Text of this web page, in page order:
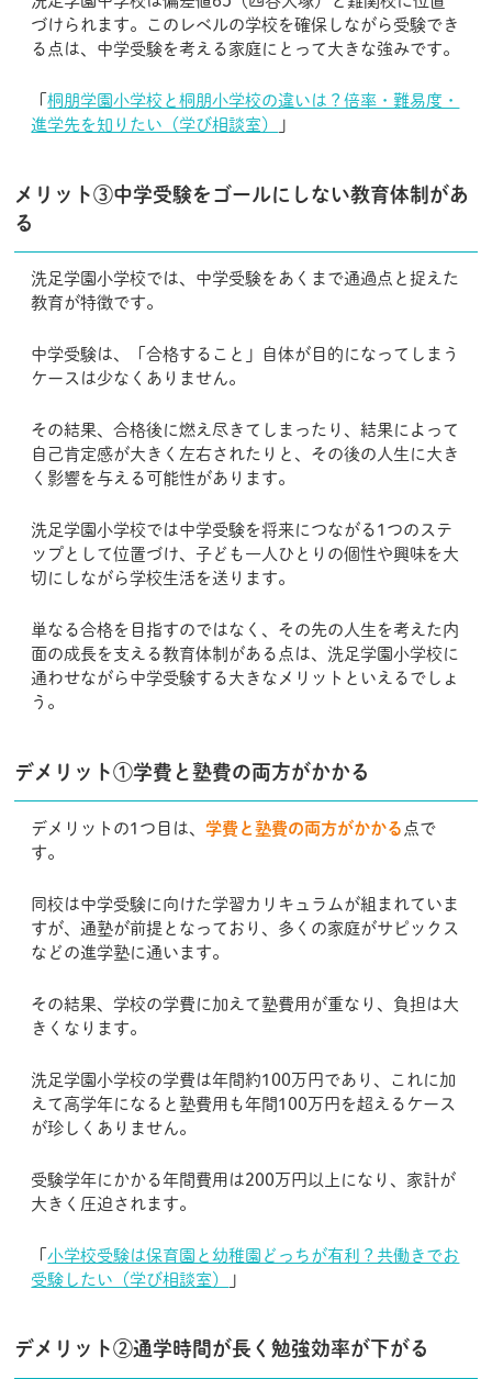
づけられます。このレベルの学校を確保しながら受験でき
る点は、中学受験を考える家庭にとって大きな強みです。
「桐朋学園小学校と桐朋小学校の違いは？倍率・難易度・
進学先を知りたい（学び相談室）
」
メリット③中学受験をゴールにしない教育体制があ
る
洗足学園小学校では、中学受験をあくまで通過点と捉えた
教育が特徴です。
中学受験は、「合格すること」自体が目的になってしまう
ケースは少なくありません。
その結果、合格後に燃え尽きてしまったり、結果によって
自己肯定感が大きく左右されたりと、その後の人生に大き
く影響を与える可能性があります。
洗足学園小学校では中学受験を将来につながる1つのステ
ップとして位置づけ、子ども一人ひとりの個性や興味を大
切にしながら学校生活を送ります。
単なる合格を目指すのではなく、その先の人生を考えた内
面の成長を支える教育体制がある点は、洗足学園小学校に
通わせながら中学受験する大きなメリットといえるでしょ
う。
デメリット①学費と塾費の両方がかかる
デメリットの1つ目は、学費と塾費の両方がかかる 点で
す。
同校は中学受験に向けた学習カリキュラムが組まれていま
すが、通塾が前提となっており、多くの家庭がサピックス
などの進学塾に通います。
その結果、学校の学費に加えて塾費用が重なり、負担は大
きくなります。
洗足学園小学校の学費は年間約100万円であり、これに加
えて高学年になると塾費用も年間100万円を超えるケース
が珍しくありません。
受験学年にかかる年間費用は200万円以上になり、家計が
大きく圧迫されます。
「小学校受験は保育園と幼稚園どっちが有利？共働きでお
受験したい（学び相談室）
」
デメリット②通学時間が長く勉強効率が下がる